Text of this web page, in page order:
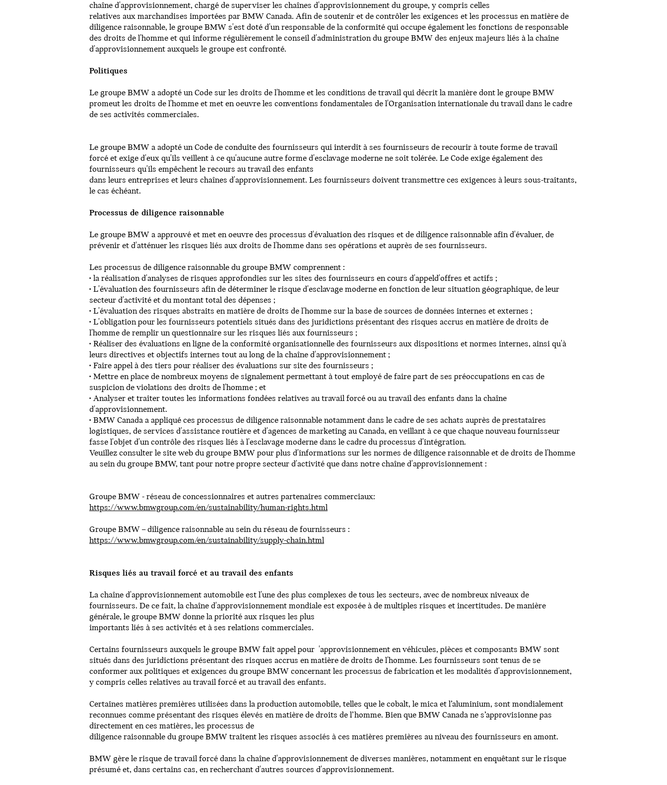
chaîne d'approvisionnement, chargé de superviser les chaînes d'approvisionnement du groupe, y compris celles
relatives aux marchandises importées par BMW Canada. Afin de soutenir et de contrôler les exigences et les processus en matière de
diligence raisonnable, le groupe BMW s'est doté d'un responsable de la conformité qui occupe également les fonctions de responsable
des droits de l'homme et qui informe régulièrement le conseil d'administration du groupe BMW des enjeux majeurs liés à la chaîne
d'approvisionnement auxquels le groupe est confronté.
Politiques
Le groupe BMW a adopté un Code sur les droits de l'homme et les conditions de travail qui décrit la manière dont le groupe BMW
promeut les droits de l'homme et met en oeuvre les conventions fondamentales de l'Organisation internationale du travail dans le cadre
de ses activités commerciales.
Le groupe BMW a adopté un Code de conduite des fournisseurs qui interdit à ses fournisseurs de recourir à toute forme de travail
forcé et exige d'eux qu'ils veillent à ce qu'aucune autre forme d'esclavage moderne ne soit tolérée. Le Code exige également des
fournisseurs qu'ils empêchent le recours au travail des enfants
dans leurs entreprises et leurs chaînes d'approvisionnement. Les fournisseurs doivent transmettre ces exigences à leurs sous-traitants,
le cas échéant.
Processus de diligence raisonnable
Le groupe BMW a approuvé et met en oeuvre des processus d'évaluation des risques et de diligence raisonnable afin d'évaluer, de
prévenir et d'atténuer les risques liés aux droits de l'homme dans ses opérations et auprès de ses fournisseurs.
Les processus de diligence raisonnable du groupe BMW comprennent :
• la réalisation d'analyses de risques approfondies sur les sites des fournisseurs en cours d'appeld'offres et actifs ;
• L'évaluation des fournisseurs afin de déterminer le risque d'esclavage moderne en fonction de leur situation géographique, de leur
secteur d'activité et du montant total des dépenses ;
• L'évaluation des risques abstraits en matière de droits de l'homme sur la base de sources de données internes et externes ;
• L'obligation pour les fournisseurs potentiels situés dans des juridictions présentant des risques accrus en matière de droits de
l'homme de remplir un questionnaire sur les risques liés aux fournisseurs ;
• Réaliser des évaluations en ligne de la conformité organisationnelle des fournisseurs aux dispositions et normes internes, ainsi qu'à
leurs directives et objectifs internes tout au long de la chaîne d'approvisionnement ;
• Faire appel à des tiers pour réaliser des évaluations sur site des fournisseurs ;
• Mettre en place de nombreux moyens de signalement permettant à tout employé de faire part de ses préoccupations en cas de
suspicion de violations des droits de l'homme ; et
• Analyser et traiter toutes les informations fondées relatives au travail forcé ou au travail des enfants dans la chaîne
d'approvisionnement.
• BMW Canada a appliqué ces processus de diligence raisonnable notamment dans le cadre de ses achats auprès de prestataires
logistiques, de services d'assistance routière et d'agences de marketing au Canada, en veillant à ce que chaque nouveau fournisseur
fasse l'objet d'un contrôle des risques liés à l'esclavage moderne dans le cadre du processus d'intégration.
Veuillez consulter le site web du groupe BMW pour plus d'informations sur les normes de diligence raisonnable et de droits de l'homme
au sein du groupe BMW, tant pour notre propre secteur d'activité que dans notre chaîne d'approvisionnement :
Groupe BMW - réseau de concessionnaires et autres partenaires commerciaux:
https://www.bmwgroup.com/en/sustainability/human-rights.html
Groupe BMW – diligence raisonnable au sein du réseau de fournisseurs :
https://www.bmwgroup.com/en/sustainability/supply-chain.html
Risques liés au travail forcé et au travail des enfants
La chaîne d'approvisionnement automobile est l'une des plus complexes de tous les secteurs, avec de nombreux niveaux de
fournisseurs. De ce fait, la chaîne d'approvisionnement mondiale est exposée à de multiples risques et incertitudes. De manière
générale, le groupe BMW donne la priorité aux risques les plus
importants liés à ses activités et à ses relations commerciales.
Certains fournisseurs auxquels le groupe BMW fait appel pour 'approvisionnement en véhicules, pièces et composants BMW sont
situés dans des juridictions présentant des risques accrus en matière de droits de l'homme. Les fournisseurs sont tenus de se
conformer aux politiques et exigences du groupe BMW concernant les processus de fabrication et les modalités d'approvisionnement,
y compris celles relatives au travail forcé et au travail des enfants.
Certaines matières premières utilisées dans la production automobile, telles que le cobalt, le mica et l’aluminium, sont mondialement
reconnues comme présentant des risques élevés en matière de droits de l’homme. Bien que BMW Canada ne s’approvisionne pas
directement en ces matières, les processus de
diligence raisonnable du groupe BMW traitent les risques associés à ces matières premières au niveau des fournisseurs en amont.
BMW gère le risque de travail forcé dans la chaîne d'approvisionnement de diverses manières, notamment en enquêtant sur le risque
présumé et, dans certains cas, en recherchant d'autres sources d'approvisionnement.